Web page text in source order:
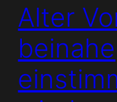
Alter
beinahe